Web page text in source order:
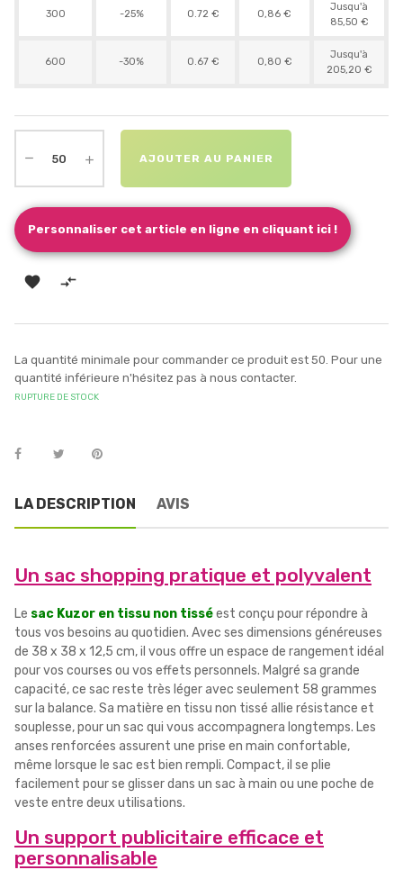
300 -25% 0.72 € 0,86 €
Jusqu'à
85,50 €
600 -30% 0.67 € 0,80 €
Jusqu'à
205,20 €
AJOUTER AU PANIER
Personnaliser cet article en ligne en cliquant ici !
 
La quantité minimale pour commander ce produit est 50. Pour une
quantité inférieure n'hésitez pas à nous contacter.
RUPTURE DE STOCK
LA DESCRIPTION AVIS
Un sac shopping pratique et polyvalent
Le sac Kuzor en tissu non tisséest conçu pour répondre à
tous vos besoins au quotidien. Avec ses dimensions généreuses
de 38 x 38 x 12,5 cm, il vous offre un espace de rangement idéal
pour vos courses ou vos effets personnels. Malgré sa grande
capacité, ce sac reste très léger avec seulement 58 grammes
sur la balance. Sa matière en tissu non tissé allie résistance et
souplesse, pour un sac qui vous accompagnera longtemps. Les
anses renforcées assurent une prise en main confortable,
même lorsque le sac est bien rempli. Compact, il se plie
facilement pour se glisser dans un sac à main ou une poche de
veste entre deux utilisations.
Un support publicitaire efficace et
personnalisable